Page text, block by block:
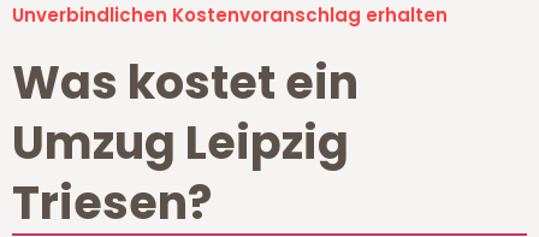
Unverbindlichen Kostenvoranschlag erhalten
Was kostet ein
Umzug Leipzig
Triesen?